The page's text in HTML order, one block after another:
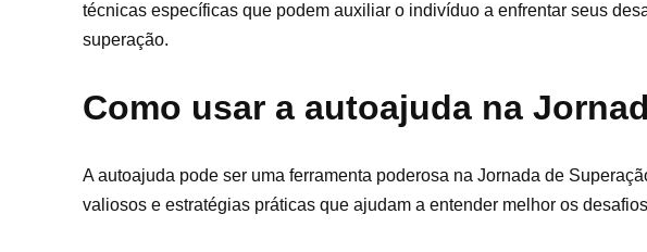
técnicas específicas que podem auxiliar o indivíduo a enfrentar seus
superação.
Como usar a autoajuda na
A autoajuda pode ser uma ferramenta poderosa na Jornada de
valiosos e estratégias práticas que ajudam a entender melhor os